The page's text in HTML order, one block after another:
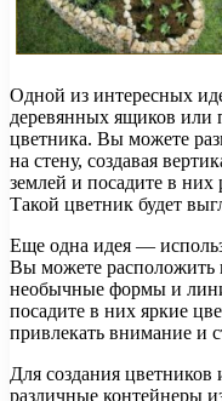
Одной из интересных
деревянных ящиков или
цветника. Вы можете
на стену, создавая
землей и посадите в них
Такой цветник будет
Еще одна идея —
Вы можете расположить
необычные формы и
посадите в них яркие
привлекать внимание и
Для создания
различные контейнеры